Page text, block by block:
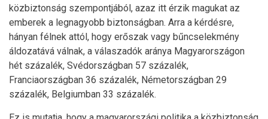
közbiztonság szempontjából, azaz itt érzik magukat az
emberek a legnagyobb biztonságban. Arra a kérdésre,
hányan félnek attól, hogy erőszak vagy bűncselekmény
áldozatává válnak, a válaszadók aránya Magyarországon
hét százalék, Svédországban 57 százalék,
Franciaországban 36 százalék, Németországban 29
százalék, Belgiumban 33 százalék.